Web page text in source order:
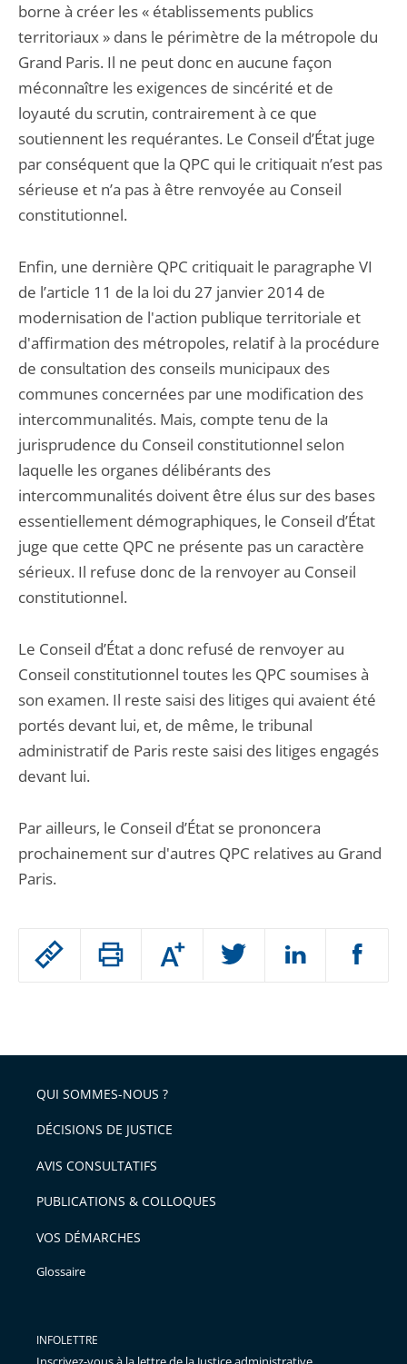
Passer
arriver
après
Augmenter
ou
l'article
pour
avant
borne à créer les « établissements publics
territoriaux » dans le périmètre de la métropole du
Grand Paris. Il ne peut donc en aucune façon
méconnaître les exigences de sincérité et de
loyauté du scrutin, contrairement à ce que
soutiennent les requérantes. Le Conseil d’État juge
par conséquent que la QPC qui le critiquait n’est pas
sérieuse et n’a pas à être renvoyée au Conseil
constitutionnel.
Enfin, une dernière QPC critiquait le paragraphe VI
de l’article 11 de la loi du 27 janvier 2014 de
modernisation de l'action publique territoriale et
d'affirmation des métropoles, relatif à la procédure
de consultation des conseils municipaux des
communes concernées par une modification des
intercommunalités. Mais, compte tenu de la
jurisprudence du Conseil constitutionnel selon
laquelle les organes délibérants des
intercommunalités doivent être élus sur des bases
essentiellement démographiques, le Conseil d’État
juge que cette QPC ne présente pas un caractère
sérieux. Il refuse donc de la renvoyer au Conseil
constitutionnel.
Le Conseil d’État a donc refusé de renvoyer au
Conseil constitutionnel toutes les QPC soumises à
son examen. Il reste saisi des litiges qui avaient été
portés devant lui, et, de même, le tribunal
administratif de Paris reste saisi des litiges engagés
devant lui.
Par ailleurs, le Conseil d’État se prononcera
prochainement sur d'autres QPC relatives au Grand
Paris.
QUI SOMMES-NOUS ?
DÉCISIONS DE JUSTICE
AVIS CONSULTATIFS
PUBLICATIONS & COLLOQUES
VOS DÉMARCHES
Glossaire
INFOLETTRE